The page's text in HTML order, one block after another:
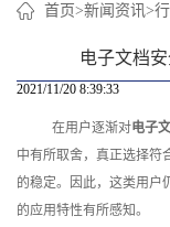
首页>新闻资讯>
电子文档
2021/11/20 8:39:33
在用户逐渐对电子
中有所取舍，真正选择符
的稳定。因此，这类用户
的应用特性有所感知。